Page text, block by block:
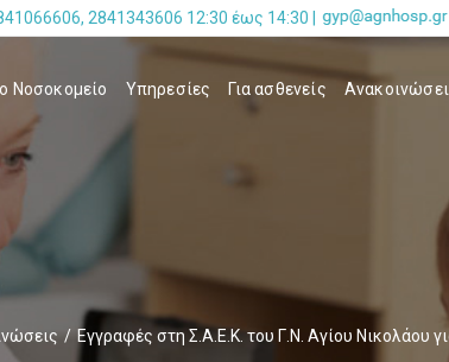
2841343606 12:30 έως 14:30 |
Νοσοκομείο Υπηρεσίες Για ασθενείς
/ Εγγραφές στη Σ.Α.Ε.Κ. του Γ.Ν. Αγίου Νικολάου